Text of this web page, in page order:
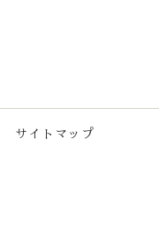
サイトマップ